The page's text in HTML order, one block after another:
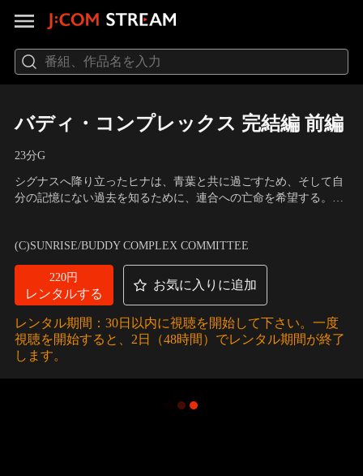
バディ・コンプレックス 完結編 前編
23分G
シグナスへ降り立ったヒナは、青葉と共に過ごすため、そして自
分の記憶にない過去を知るために、連合への亡命を希望する。そ
れ名を変えたビゾンであった。
(C)SUNRISE/BUDDY COMPLEX COMMITTEE
220円
レンタルする
お気に入りに追加
レンタル期間：30日以内に視聴を開始して下さい。一度
視聴を開始すると、2日（48時間）でレンタル期間が終了
します。